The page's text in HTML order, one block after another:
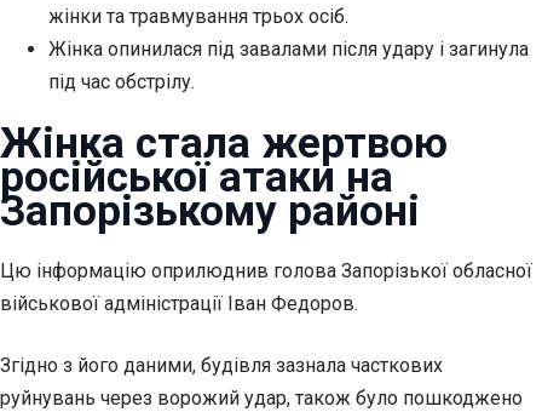
жінки та травмування трьох осіб.
Жінка опинилася під завалами після удару і загинула
під час обстрілу.
Жінка стала жертвою
російської атаки на
Запорізькому районі
Цю інформацію оприлюднив голова Запорізької обласної
військової адміністрації Іван Федоров.
Згідно з його даними, будівля зазнала часткових
руйнувань через ворожий удар, також було пошкоджено